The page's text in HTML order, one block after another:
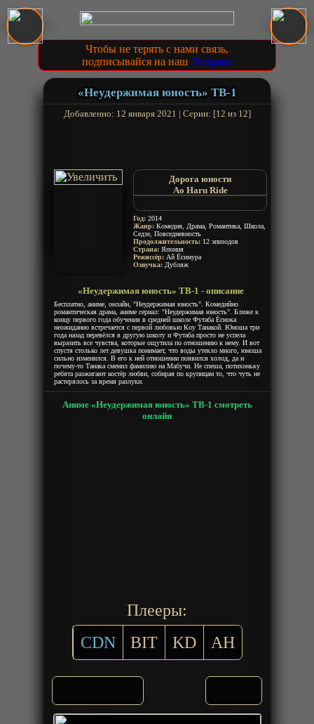
Чтобы не терять с нами связь,
подписывайся на наш Telegram
«Неудержимая юность» ТВ-1
Добавленно: 12 января 2021 | Серии: [12 из 12]
Дорога юности
Ao Haru Ride
Год: 2014
Жанр: Комедия, Драма, Романтика, Школа,
Седзе, Повседневность
Продолжительность: 12 эпизодов
Страна: Япония
Режиссёр: Ай Ёсимура
Озвучка: Дубляж
«Неудержимая юность» ТВ-1 - описание
Бесплатно, аниме, онлайн, "Неудержимая юность". Комедийно
романтическая драма, аниме сериал: "Неудержимая юность". Ближе к
концу первого года обучения в средней школе Футаба Ёсиока
неожиданно встречается с первой любовью Коу Танакой. Юноша три
года назад перевёлся в другую школу и Футаба просто не успела
выразить все чувства, которые ощутила по отношению к нему. И вот
спустя столько лет девушка понимает, что воды утекло много, юноша
сильно изменился. В его к ней отношении появился холод, да и
почему-то Танака сменил фамилию на Мабучи. Не спеша, потихоньку
ребята разжигают костёр любви, собирая по крупицам то, что чуть не
растерялось за время разлуки.
Аниме «Неудержимая юность» ТВ-1 смотреть
онлайн
Плееры:
CDN
BIT KD AH